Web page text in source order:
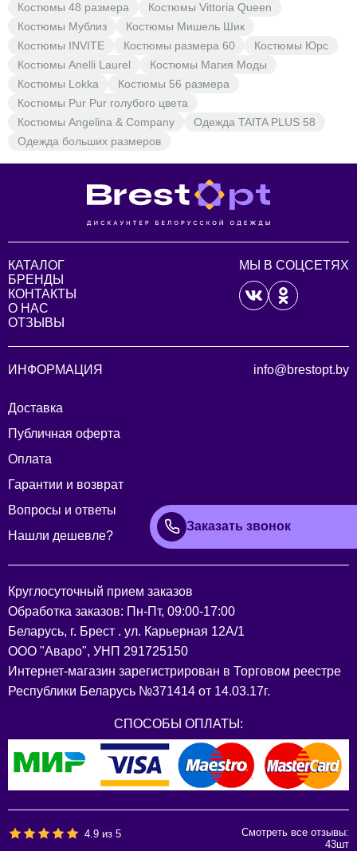
Костюмы 48 размера
Костюмы Vittoria Queen
Костюмы Мублиз
Костюмы Мишель Шик
Костюмы INVITE
Костюмы размера 60
Костюмы Юрс
Костюмы Anelli Laurel
Костюмы Магия Моды
Костюмы Lokka
Костюмы 56 размера
Костюмы Pur Pur голубого цвета
Костюмы Angelina & Company
Одежда TAITA PLUS 58
Одежда больших размеров
КАТАЛОГ
БРЕНДЫ
КОНТАКТЫ
О НАС
ОТЗЫВЫ
МЫ В СОЦСЕТЯХ
ИНФОРМАЦИЯ
Доставка
Публичная оферта
Оплата
Гарантии и возврат
Вопросы и ответы
Нашли дешевле?
info@brestopt.by
Заказать звонок
Круглосуточный прием заказов
Обработка заказов: Пн-Пт, 09:00-17:00
Беларусь, г. Брест . ул. Карьерная 12А/1
ООО "Аваро", УНП 291725150
Интернет-магазин зарегистрирован в Торговом реестре
Республики Беларусь №371414 от 14.03.17г.
СПОСОБЫ ОПЛАТЫ:
4.9 из5
Смотреть все отзывы:
43шт